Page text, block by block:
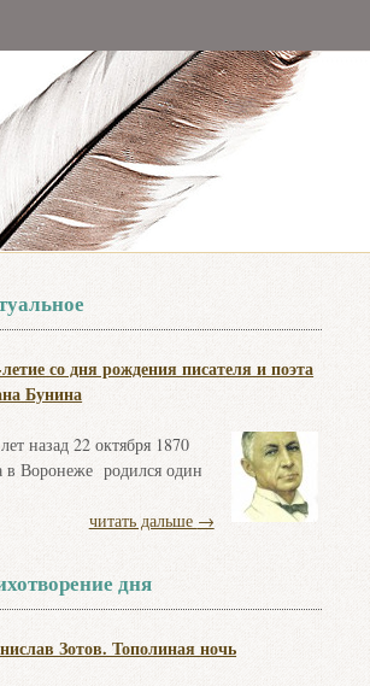
со дня рождения писателя и поэта
Бунина
назад 22 октября 1870
в Воронеже родился один
читать дальше →
дня
Зотов. Тополиная ночь